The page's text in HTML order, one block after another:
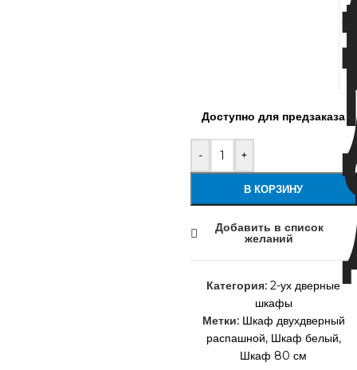
Доступно для предзаказа
- +
В КОРЗИНУ
Добавить в список
желаний
Категория: 2-ух дверные
шкафы
Метки: Шкаф двухдверный
распашной, Шкаф белый,
Шкаф 80 см